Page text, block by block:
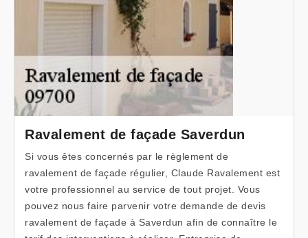
Ravalement de façade Saverdun
Si vous êtes concernés par le règlement de
ravalement de façade régulier, Claude Ravalement est
votre professionnel au service de tout projet. Vous
pouvez nous faire parvenir votre demande de devis
ravalement de façade à Saverdun afin de connaître le